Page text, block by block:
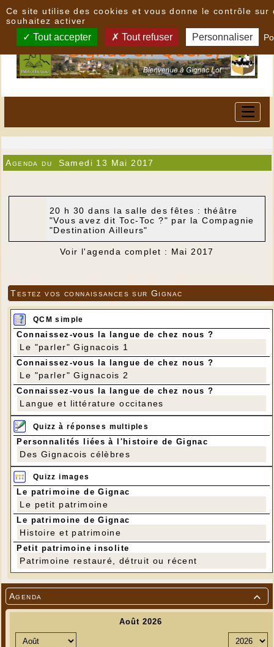

Agenda
Agenda du Samedi 13 Mai 2017
20 h 30 dans la salle des fêtes : théâtre
"Vous avez dit Toc-Toc ?" par la Compagnie
"Destination Ailleurs"
Voir l'agenda complet : Mai 2017
Testez vos connaissances sur Gignac
QCM simple
Connaissez-vous la langue de chez nous ?
Le "parler" Gignacois 1
Connaissez-vous la langue de chez nous ?
Le "parler" Gignacois 2
Connaissez-vous la langue de chez nous ?
Langue et littérature occitanes
Quizz à réponses multiples
Personnalités liées à l'histoire de Gignac
Des Gignacois célèbres
Quizz images
Le patrimoine de Gignac
Le petit patrimoine
Le patrimoine de Gignac
Histoire et patrimoine
Petit patrimoine insolite
Patrimoine restauré, détruit ou récent
Ce site utilise des cookies et vous donne le contrôle sur
souhaitez activer
Tout accepter Tout refuser Personnaliser